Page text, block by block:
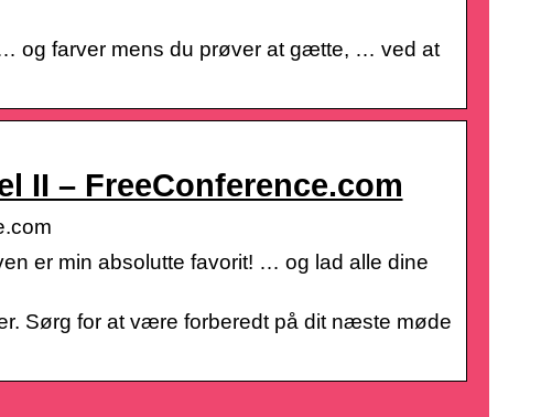
og farver mens du prøver at gætte, … ved at
II – FreeConference.com
er min absolutte favorit! … og lad alle dine
Sørg for at være forberedt på dit næste møde